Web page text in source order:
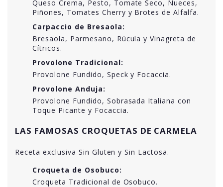
Queso Crema, Pesto, Tomate Seco, Nueces,
Piñones, Tomates Cherry y Brotes de Alfalfa.
Carpaccio de Bresaola:
Bresaola, Parmesano, Rúcula y Vinagreta de
Cítricos.
Provolone Tradicional:
Provolone Fundido, Speck y Focaccia.
Provolone Anduja:
Provolone Fundido, Sobrasada Italiana con
Toque Picante y Focaccia.
LAS FAMOSAS CROQUETAS DE CARMELA
Receta exclusiva Sin Gluten y Sin Lactosa.
Croqueta de Osobuco:
Croqueta Tradicional de Osobuco.